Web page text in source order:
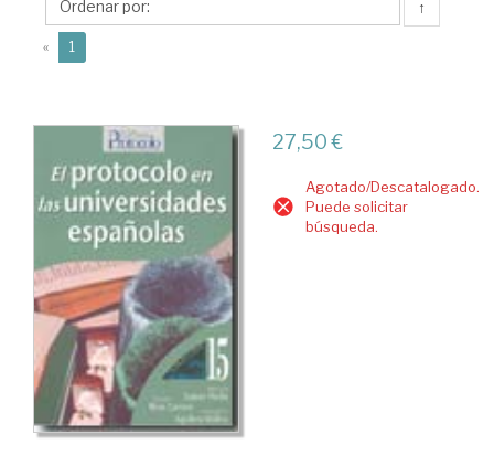
Concepción
↑
« 1
27,50 €
Agotado/Descatalogado.
Puede solicitar
búsqueda.